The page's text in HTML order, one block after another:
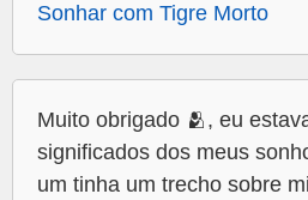
Sonhar com Tigre Morto
Muito obrigado 🫂, eu
significados dos meus
um tinha um trecho sobre